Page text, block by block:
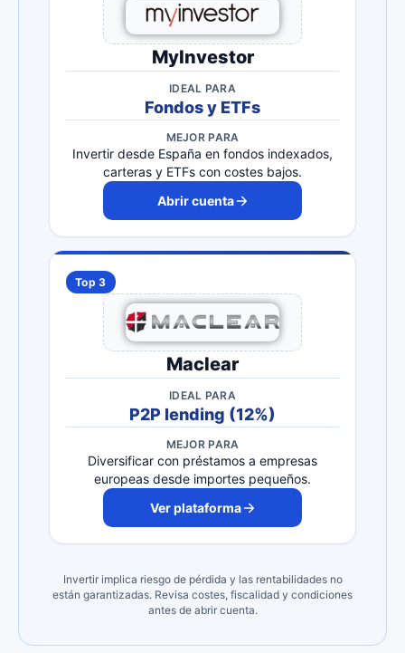
MyInvestor
IDEAL PARA
Fondos y ETFs
MEJOR PARA
Invertir desde España en fondos indexados,
carteras y ETFs con costes bajos.
Abrir cuenta
Top 3
Maclear
IDEAL PARA
P2P lending (12%)
MEJOR PARA
Diversificar con préstamos a empresas
europeas desde importes pequeños.
Ver plataforma
Invertir implica riesgo de pérdida y las rentabilidades no
están garantizadas. Revisa costes, fiscalidad y condiciones
antes de abrir cuenta.